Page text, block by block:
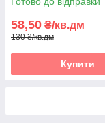
шкіри
58,50 ₴/кв.дм
130 ₴/кв.дм
Купити